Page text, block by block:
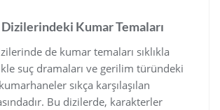
Kumar Temaları
de kumar temaları sıklıkla
suç dramaları ve gerilim türündeki
sıkça karşılaşılan
Bu dizilerde, karakterler